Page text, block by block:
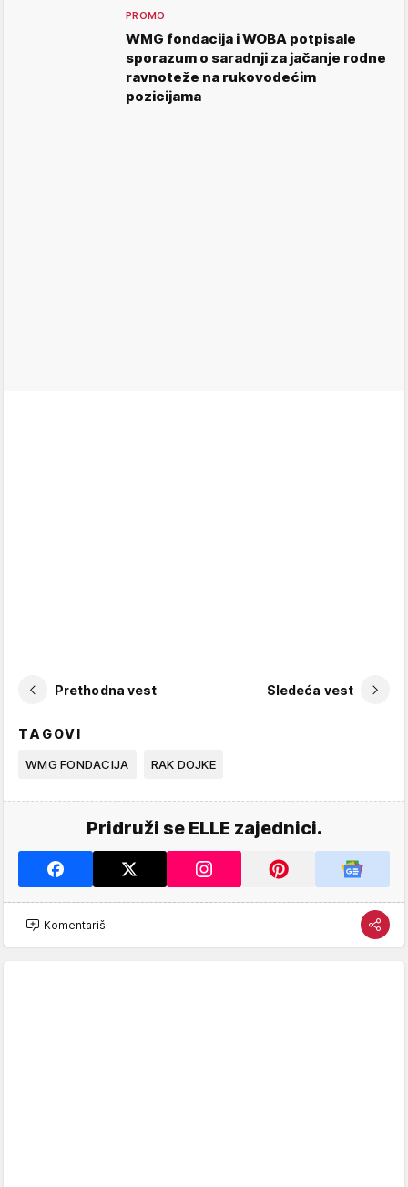
PROMO
WMG fondacija i WOBA potpisale
sporazum o saradnji za jačanje rodne
ravnoteže na rukovodećim
pozicijama
Prethodna vest Sledeća vest
TAGOVI
WMG FONDACIJA RAK DOJKE
Pridruži se ELLE zajednici.
Komentariši